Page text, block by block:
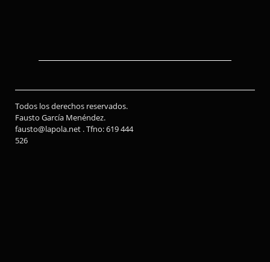
Todos los derechos reservados.
Fausto García Menéndez.
fausto@lapola.net . Tfno: 619 444
526